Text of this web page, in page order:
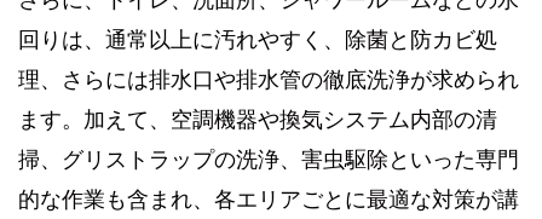
回りは、通常以上に汚れやすく、除菌と防カビ処
理、さらには排水口や排水管の徹底洗浄が求められ
ます。加えて、空調機器や換気システム内部の清
掃、グリストラップの洗浄、害虫駆除といった専門
的な作業も含まれ、各エリアごとに最適な対策が講